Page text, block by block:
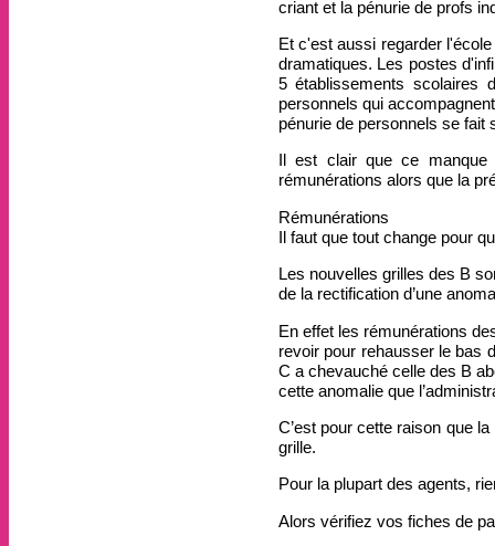
criant et la pénurie de profs
Et c'est aussi regarder
dramatiques. Les postes
5 établissements scolaires
personnels qui
pénurie de personnels se fait
Il est clair que ce
rémunérations alors que la
Rémunérations
Il faut que tout change pour
Les nouvelles grilles des B
de la rectification d’une
En effet les rémunérations
revoir pour rehausser le bas
C a chevauché celle des B
cette anomalie que
C’est pour cette raison que
grille.
Pour la plupart des agents,
Alors vérifiez vos fiches de